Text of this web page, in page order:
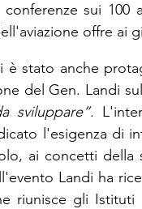
sui 100
offre ai
è stato anche
del Gen. Landi
sviluppare”.
l'esigenza di
ai concetti della
Landi ha
riunisce gli Istituti